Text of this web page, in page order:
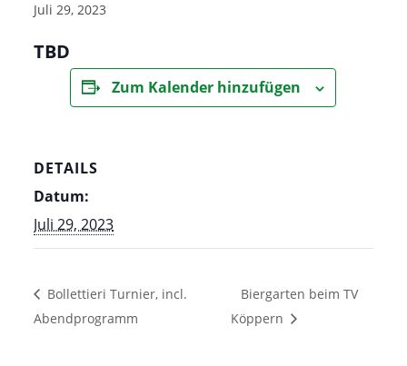
Juli 29, 2023
TBD
Zum Kalender hinzufügen
DETAILS
Datum:
Juli 29, 2023
Bollettieri Turnier, incl.
Abendprogramm
Biergarten beim TV
Köppern